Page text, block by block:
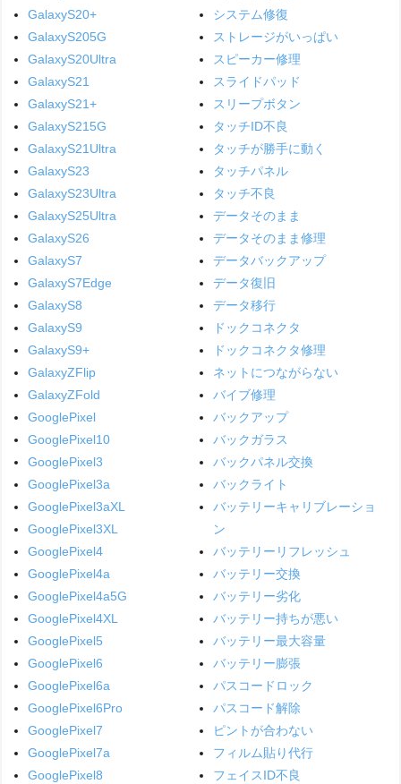
GalaxyS20+
GalaxyS205G
GalaxyS20Ultra
GalaxyS21
GalaxyS21+
GalaxyS215G
GalaxyS21Ultra
GalaxyS23
GalaxyS23Ultra
GalaxyS25Ultra
GalaxyS26
GalaxyS7
GalaxyS7Edge
GalaxyS8
GalaxyS9
GalaxyS9+
GalaxyZFlip
GalaxyZFold
GooglePixel
GooglePixel10
GooglePixel3
GooglePixel3a
GooglePixel3aXL
GooglePixel3XL
GooglePixel4
GooglePixel4a
GooglePixel4a5G
GooglePixel4XL
GooglePixel5
GooglePixel6
GooglePixel6a
GooglePixel6Pro
GooglePixel7
GooglePixel7a
GooglePixel8
システム修復
ストレージがいっぱい
スピーカー修理
スライドパッド
スリープボタン
タッチID不良
タッチが勝手に動く
タッチパネル
タッチ不良
データそのまま
データそのまま修理
データバックアップ
データ復旧
データ移行
ドックコネクタ
ドックコネクタ修理
ネットにつながらない
バイブ修理
バックアップ
バックガラス
バックパネル交換
バックライト
バッテリーキャリブレーショ
ン
バッテリーリフレッシュ
バッテリー交換
バッテリー劣化
バッテリー持ちが悪い
バッテリー最大容量
バッテリー膨張
パスコードロック
パスコード解除
ピントが合わない
フィルム貼り代行
フェイスID不良